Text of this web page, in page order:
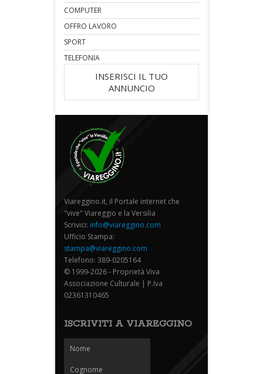
COMPUTER
OFFRO LAVORO
SPORT
TELEFONIA
INSERISCI IL TUO
ANNUNCIO
Viareggino.it, il Portale internet che
"vive" Viareggio e la Versilia
Scrivici: info@viareggino.com
Ufficio Stampa:
stampa@viareggino.com
Telefono: 389-0205164
© 1999-2026 - Proprietà Viva
Associazione Culturale | P.Iva
02361310465
ISCRIVITI A VIAREGGINO